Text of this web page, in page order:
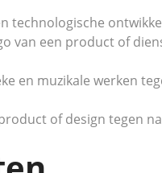
technologische
van een product of
en muzikale werken
of design tegen